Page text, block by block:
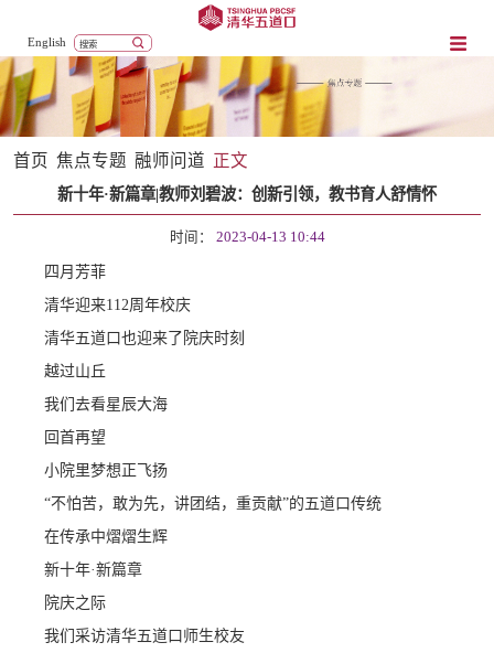
English
首页 焦点专题 融师问道 正文
新十年·新篇章|教师刘碧波：创新引领，教书育人舒情怀
时间： 2023-04-13 10:44
四月芳菲
清华迎来112周年校庆
清华五道口也迎来了院庆时刻
越过山丘
我们去看星辰大海
回首再望
小院里梦想正飞扬
“不怕苦，敢为先，讲团结，重贡献”的五道口传统
在传承中熠熠生辉
新十年·新篇章
院庆之际
我们采访清华五道口师生校友